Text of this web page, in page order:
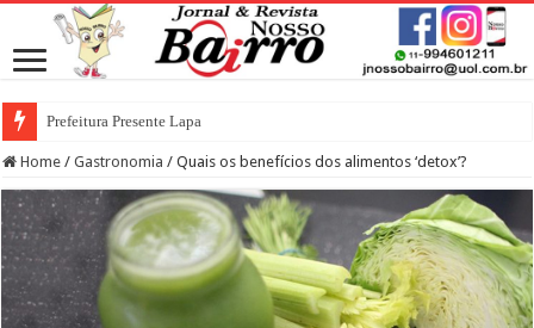
Prefeitura Presente Lapa
Home / Gastronomia / Quais os benefícios dos alimentos ‘detox’?